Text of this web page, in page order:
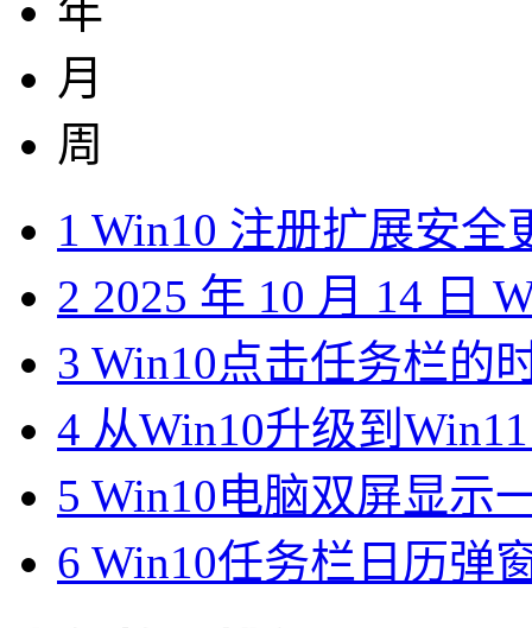
年
月
周
1 Win10 注册扩展安全
2 2025 年 10 月 14 日
3 Win10点击任务栏的
4 从Win10升级到
5 Win10电脑双屏显示
6 Win10任务栏日历弹